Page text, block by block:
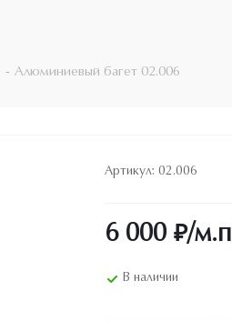
- Алюминиевый багет 02.006
Артикул: 02.006
6 000 ₽/м.п
В наличии